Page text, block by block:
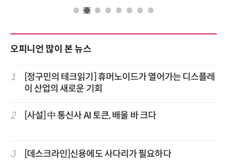
오피니언 많이 본 뉴스
1
[정구민의 테크읽기] 휴머노이드가 열어가는 디스플레
이 산업의 새로운 기회
2 [사설] 中 통신사 AI 토큰, 배울 바 크다
3 [데스크라인]신용에도 사다리가 필요하다